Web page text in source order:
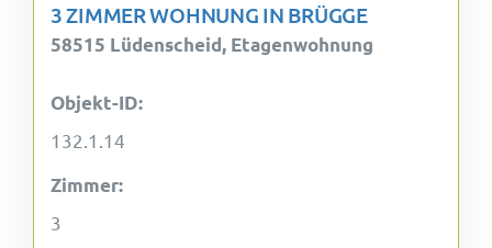
3 ZIMMER WOHNUNG IN BRÜGGE
58515 Lüdenscheid, Etagenwohnung
Objekt-ID:
132.1.14
Zimmer:
3